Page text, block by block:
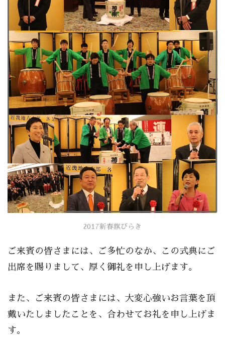
2017新春旗びらき
ご来賓の皆さまには、ご多忙のなか、この式典にご
出席を賜りまして、厚く御礼を申し上げます。
また、ご来賓の皆さまには、大変心強いお言葉を頂
戴いたしましたことを、合わせてお礼を申し上げま
す。